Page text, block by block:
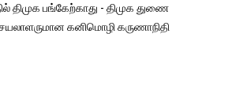
திமுக பங்கேற்காது - திமுக துணை
கனிமொழி கருணாநிதி